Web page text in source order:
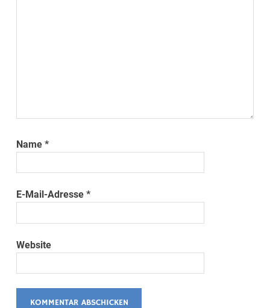
Name*
E-Mail-Adresse*
Website